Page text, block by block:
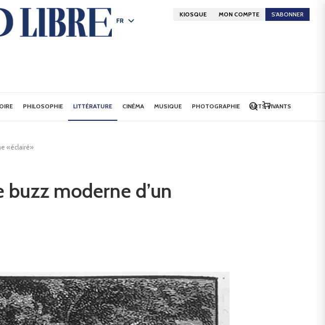
FR
KIOSQUE MON COMPTE S'ABONNER
PHILOSOPHIE LITTÉRATURE CINÉMA MUSIQUE PHOTOGRAPHIE ARTS VIVANTS
«éclairé»
buzz moderne d’un